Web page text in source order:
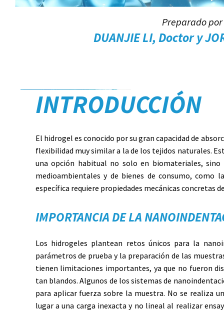
Preparado por
DUANJIE LI, Doctor y
INTRODUCCIÓN
El hidrogel es conocido por su gran capacidad de
flexibilidad muy similar a la de los tejidos naturales.
una opción habitual no solo en biomateriales, sino
medioambientales y de bienes de consumo, como
específica requiere propiedades mecánicas concretas
IMPORTANCIA DE LA
Los hidrogeles plantean retos únicos para la
parámetros de prueba y la preparación de las
tienen limitaciones importantes, ya que no fueron
tan blandos. Algunos de los sistemas de
para aplicar fuerza sobre la muestra. No se realiza
lugar a una carga inexacta y no lineal al realizar